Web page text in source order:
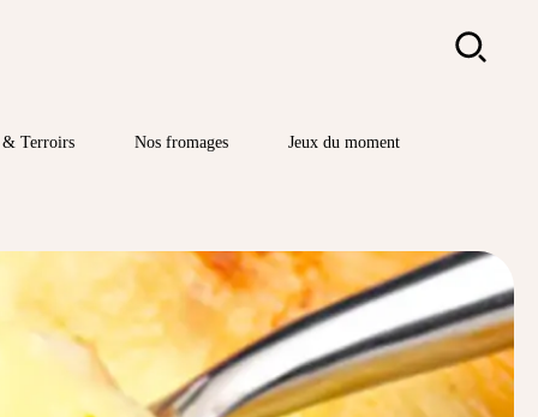
Rechercher
& Terroirs Nos fromages Jeux du moment